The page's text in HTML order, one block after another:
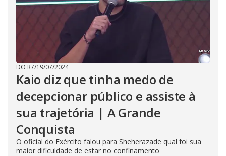
DO R7/19/07/2024
Kaio diz que tinha medo de
decepcionar público e assiste à
sua trajetória | A Grande
Conquista
O oficial do Exército falou para Sheherazade qual foi sua
maior dificuldade de estar no confinamento